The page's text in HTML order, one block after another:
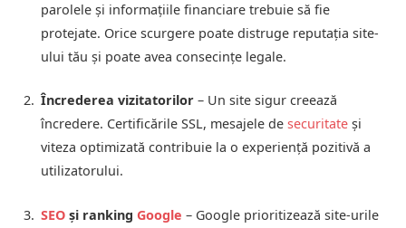
parolele și informațiile financiare trebuie să fie
protejate. Orice scurgere poate distruge reputația site-
ului tău și poate avea consecințe legale.
Încrederea vizitatorilor – Un site sigur creează
încredere. Certificările SSL, mesajele de securitate și
viteza optimizată contribuie la o experiență pozitivă a
utilizatorului.
SEO și ranking Google – Google prioritizează site-urile